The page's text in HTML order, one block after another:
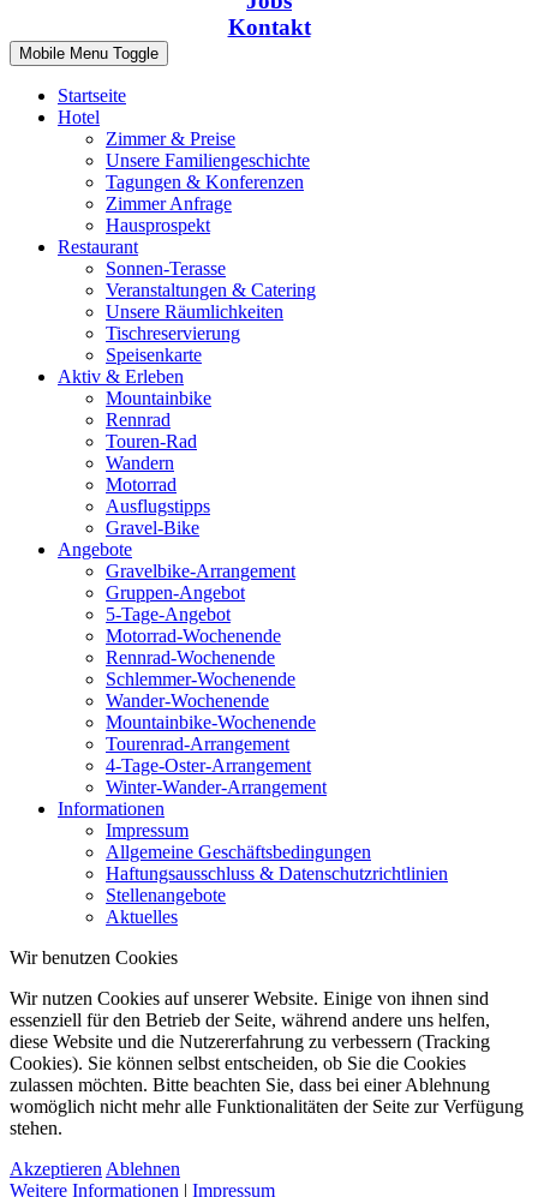
Kontakt
Mobile Menu Toggle
Startseite
Hotel
Zimmer & Preise
Unsere Familiengeschichte
Tagungen & Konferenzen
Zimmer Anfrage
Hausprospekt
Restaurant
Sonnen-Terasse
Veranstaltungen & Catering
Unsere Räumlichkeiten
Tischreservierung
Speisenkarte
Aktiv & Erleben
Mountainbike
Rennrad
Touren-Rad
Wandern
Motorrad
Ausflugstipps
Gravel-Bike
Angebote
Gravelbike-Arrangement
Gruppen-Angebot
5-Tage-Angebot
Motorrad-Wochenende
Rennrad-Wochenende
Schlemmer-Wochenende
Wander-Wochenende
Mountainbike-Wochenende
Tourenrad-Arrangement
4-Tage-Oster-Arrangement
Winter-Wander-Arrangement
Informationen
Impressum
Allgemeine Geschäftsbedingungen
Haftungsausschluss & Datenschutzrichtlinien
Stellenangebote
Aktuelles
Wir benutzen Cookies
Wir nutzen Cookies auf unserer Website. Einige von ihnen sind
essenziell für den Betrieb der Seite, während andere uns helfen,
diese Website und die Nutzererfahrung zu verbessern (Tracking
Cookies). Sie können selbst entscheiden, ob Sie die Cookies
zulassen möchten. Bitte beachten Sie, dass bei einer Ablehnung
womöglich nicht mehr alle Funktionalitäten der Seite zur Verfügung
stehen.
Akzeptieren Ablehnen
Weitere Informationen | Impressum